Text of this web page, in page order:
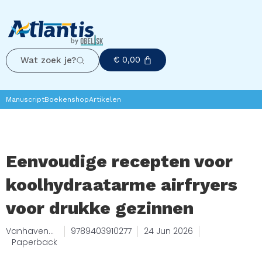
Wat zoek je? € 0,00
ManuscriptBoekenshopArtikelen
Eenvoudige recepten voor
koolhydraatarme airfryers
voor drukke gezinnen
Vanhaven
Press
9789403910277
24 Jun 2026
Paperback